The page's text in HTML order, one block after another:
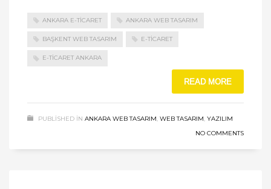
ANKARA E-TICARET ANKARA WEB TASARIM
BAŞKENT WEB TASARIM E-TICARET
E-TICARET ANKARA
READ MORE
PUBLISHED IN ANKARA WEB TASARIM, WEB TASARIM, YAZILIM
NO COMMENTS